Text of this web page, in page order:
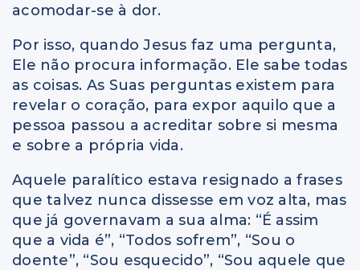
acomodar-se à dor.
Por isso, quando Jesus faz uma pergunta,
Ele não procura informação. Ele sabe todas
as coisas. As Suas perguntas existem para
revelar o coração, para expor aquilo que a
pessoa passou a acreditar sobre si mesma
e sobre a própria vida.
Aquele paralítico estava resignado a frases
que talvez nunca dissesse em voz alta, mas
que já governavam a sua alma: “É assim
que a vida é”, “Todos sofrem”, “Sou o
doente”, “Sou esquecido”, “Sou aquele que